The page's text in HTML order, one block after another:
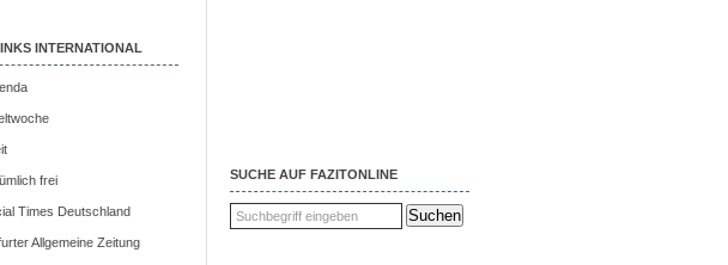
INTERNATIONAL
frei
Times Deutschland
Allgemeine Zeitung
SUCHE AUF FAZITONLINE